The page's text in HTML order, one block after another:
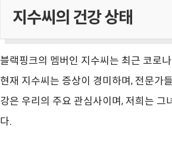
지수씨의 건강 상태
블랙핑크의 멤버인 지수씨는 최근 코로
현재 지수씨는 증상이 경미하며, 전문가
강은 우리의 주요 관심사이며, 저희는 그
다.